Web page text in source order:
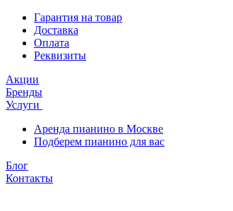
Гарантия на товар
Доставка
Оплата
Реквизиты
Акции
Бренды
Услуги
Аренда пианино в Москве
Подберем пианино для вас
Блог
Контакты